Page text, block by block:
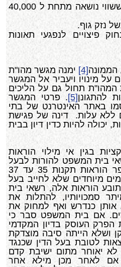
תביעה שסכומה או ששווי נושאה מתחת ל 40,000
נזק גוף.
פיצויים לנפגעי תאונות
הממונה[4] ימנה מגשר מהו"ת
על מינויו ויעביר אל המגשר
תחול גם על הליכים
להתגונן[5]. פרטי המגשר
באתר האינטרנט של בתי
ללא עלות. דינה של פגישת
יכולה להיות כדין דיון בבית
בגין אי מילוי הוראות
בית המשפט להורות לבעל
דין (תובע או נתבע) שהפר הוראות תקנות 35 עד 37
מיוחדים שלא לחייב בעל
הוראות אלה, רשאי בית
סמכויותיו, להתלות את
כנדרש ואף למחוק את
אם בית המשפט סבר כי
הפרק העוסק בדיון המקדמי
ושלא הייתה סיבה מוצדקת
לטובת בעל הדין שכנגד
לא יאוחר מתום ישיבת קדם
לאחר מכן מילא אחר